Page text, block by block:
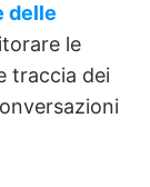
delle
le
traccia dei